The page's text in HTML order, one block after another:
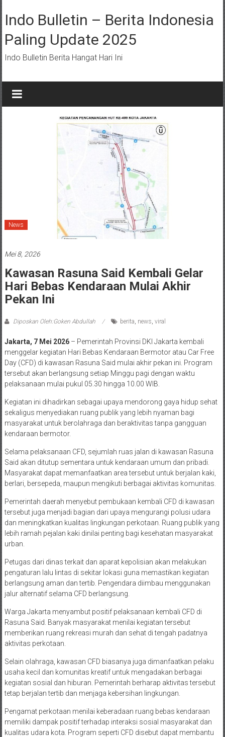
ke
konten
Indo Bulletin – Berita Indonesia
Paling Update 2025
Indo Bulletin Berita Hangat Hari Ini
News
Mei 8, 2026
Kawasan Rasuna Said Kembali Gelar
Hari Bebas Kendaraan Mulai Akhir
Pekan Ini
Diposkan Oleh:Goken Abdullah berita news viral
Jakarta, 7 Mei 2026– Pemerintah Provinsi DKI Jakarta kembali
menggelar kegiatan Hari Bebas Kendaraan Bermotor atau Car Free
Day (CFD) di kawasan Rasuna Said mulai akhir pekan ini. Program
tersebut akan berlangsung setiap Minggu pagi dengan waktu
pelaksanaan mulai pukul 05.30 hingga 10.00 WIB.
Kegiatan ini dihadirkan sebagai upaya mendorong gaya hidup sehat
sekaligus menyediakan ruang publik yang lebih nyaman bagi
masyarakat untuk berolahraga dan beraktivitas tanpa gangguan
kendaraan bermotor.
Selama pelaksanaan CFD, sejumlah ruas jalan di kawasan Rasuna
Said akan ditutup sementara untuk kendaraan umum dan pribadi.
Masyarakat dapat memanfaatkan area tersebut untuk berjalan kaki,
berlari, bersepeda, maupun mengikuti berbagai aktivitas komunitas.
Pemerintah daerah menyebut pembukaan kembali CFD di kawasan
tersebut juga menjadi bagian dari upaya mengurangi polusi udara
dan meningkatkan kualitas lingkungan perkotaan. Ruang publik yang
lebih ramah pejalan kaki dinilai penting bagi kesehatan masyarakat
urban.
Petugas dari dinas terkait dan aparat kepolisian akan melakukan
pengaturan lalu lintas di sekitar lokasi guna memastikan kegiatan
berlangsung aman dan tertib. Pengendara diimbau menggunakan
jalur alternatif selama CFD berlangsung.
Warga Jakarta menyambut positif pelaksanaan kembali CFD di
Rasuna Said. Banyak masyarakat menilai kegiatan tersebut
memberikan ruang rekreasi murah dan sehat di tengah padatnya
aktivitas perkotaan.
Selain olahraga, kawasan CFD biasanya juga dimanfaatkan pelaku
usaha kecil dan komunitas kreatif untuk mengadakan berbagai
kegiatan sosial dan hiburan. Pemerintah berharap aktivitas tersebut
tetap berjalan tertib dan menjaga kebersihan lingkungan.
Pengamat perkotaan menilai keberadaan ruang bebas kendaraan
memiliki dampak positif terhadap interaksi sosial masyarakat dan
kualitas udara kota. Program seperti CFD disebut dapat membantu